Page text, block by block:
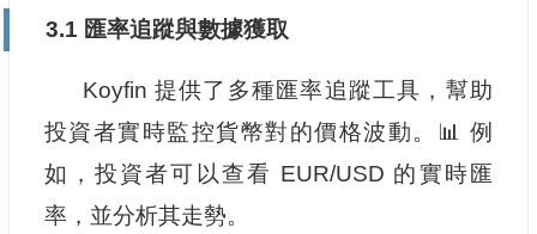
3.1 匯率追蹤與數據獲取
Koyfin 提供了多種匯率追蹤工具，幫助
投資者實時監控貨幣對的價格波動。📊 例
如，投資者可以查看 EUR/USD 的實時匯
率，並分析其走勢。